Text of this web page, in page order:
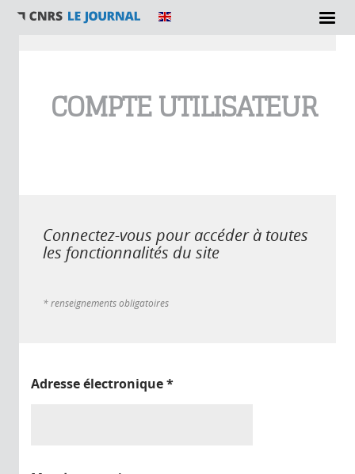
COMPTE UTILISATEUR
Connectez-vous pour accéder à toutes
les fonctionnalités du site
* renseignements obligatoires
Adresse électronique*